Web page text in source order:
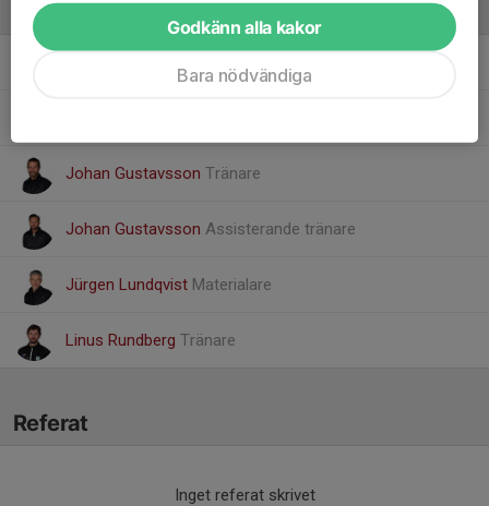
Ledare
Christoffer MagnussonMålvaktstränare / Assisterande
Johan Gustavsson Tränare
Johan Gustavsson Assisterande tränare
Jürgen Lundqvist Materialare
Linus Rundberg Tränare
Referat
Inget referat skrivet
Godkänn alla kakor
Bara nödvändiga